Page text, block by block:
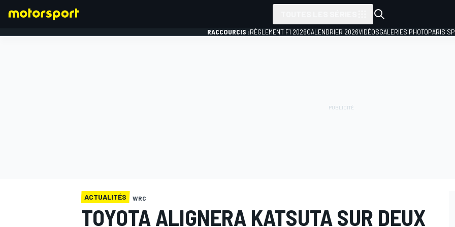
RACCOURCIS :RÈGLEMENT F1 2026CALENDRIER 2026VIDÉOSGALERIES PHOTOPARIS
ACTUALITÉS WRC
TOYOTA ALIGNERA KATSUTA SUR DEUX